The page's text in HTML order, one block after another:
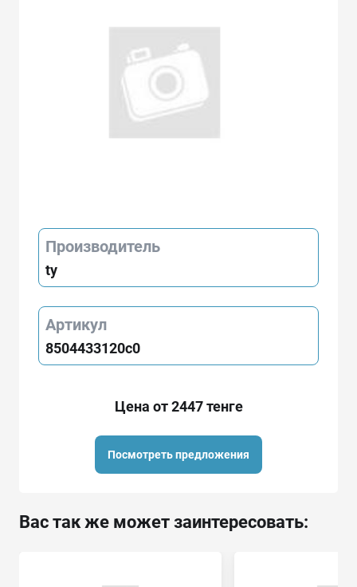
Производитель
ty
Артикул
8504433120c0
Цена от 2447 тенге
Посмотреть предложения
Вас так же может заинтересовать: